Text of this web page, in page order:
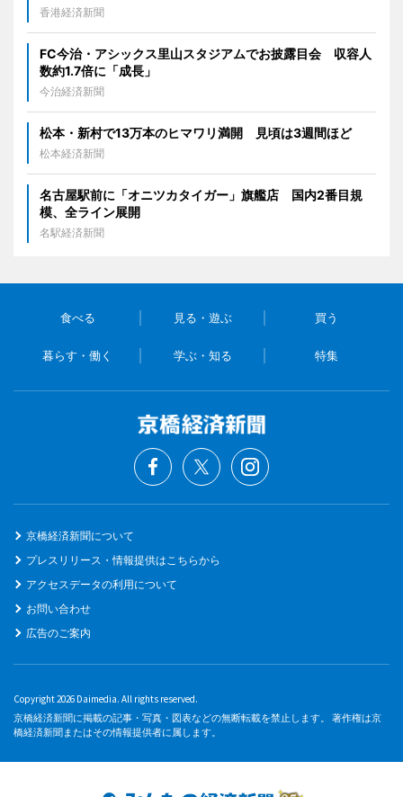
香港経済新聞
FC今治・アシックス里山スタジアムでお披露目会 収容人
数約1.7倍に「成長」
今治経済新聞
松本・新村で13万本のヒマワリ満開 見頃は3週間ほど
松本経済新聞
名古屋駅前に「オニツカタイガー」旗艦店 国内2番目規
模、全ライン展開
名駅経済新聞
食べる 見る・遊ぶ 買う
暮らす・働く 学ぶ・知る 特集
京橋経済新聞について
プレスリリース・情報提供はこちらから
アクセスデータの利用について
お問い合わせ
広告のご案内
Copyright 2026 Daimedia. All rights reserved.
京橋経済新聞に掲載の記事・写真・図表などの無断転載を禁止します。 著作権は京
橋経済新聞またはその情報提供者に属します。